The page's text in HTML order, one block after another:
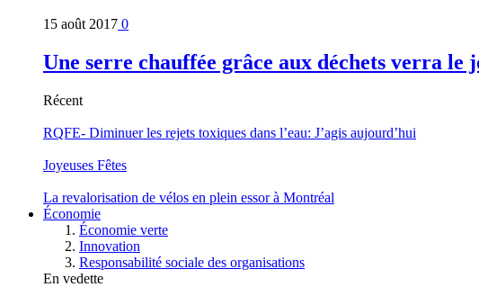
15 août 2017 0
Une serre chauffée grâce aux déchets verra le
Récent
RQFE- Diminuer les rejets toxiques dans l’eau: J’agis aujourd’hui
Joyeuses Fêtes
La revalorisation de vélos en plein essor à Montréal
Économie
Économie verte
Innovation
Responsabilité sociale des organisations
En vedette